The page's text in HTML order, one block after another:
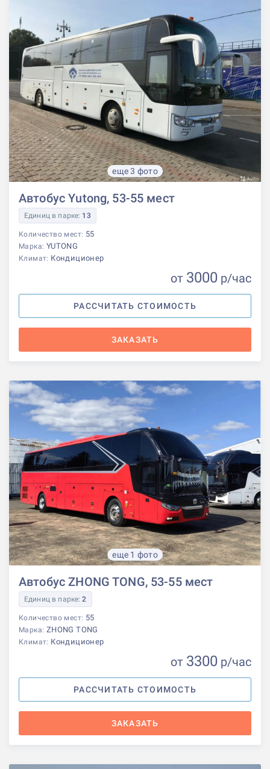
еще 3 фото
Автобус Yutong, 53-55 мест
Единиц в парке: 13
Количество мест: 55
Марка: YUTONG
Климат: Кондиционер
от 3000 р/час
РАССЧИТАТЬ СТОИМОСТЬ
ЗАКАЗАТЬ
еще 1 фото
Автобус ZHONG TONG, 53-55 мест
Единиц в парке:2
Количество мест: 55
Марка: ZHONG TONG
Климат: Кондиционер
от 3300 р/час
РАССЧИТАТЬ СТОИМОСТЬ
ЗАКАЗАТЬ